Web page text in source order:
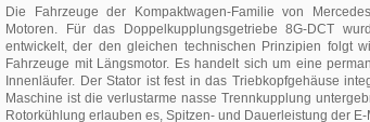
Die Fahrzeuge der Kompaktwagen-Familie von
Motoren. Für das Doppelkupplungsgetriebe 8G-DCT
entwickelt, der den gleichen technischen Prinzipien folgt
Fahrzeuge mit Längsmotor. Es handelt sich um eine
Innenläufer. Der Stator ist fest in das Triebkopfgehäuse
Maschine ist die verlustarme nasse Trennkupplung
Rotorkühlung erlauben es, Spitzen- und Dauerleistung der